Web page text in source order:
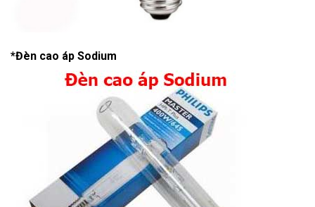
*Đèn cao áp Sodium